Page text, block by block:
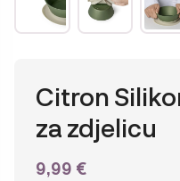
Citron
za zdjelicu
9,99 €